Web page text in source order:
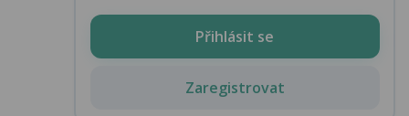
Přihlásit se
Zaregistrovat